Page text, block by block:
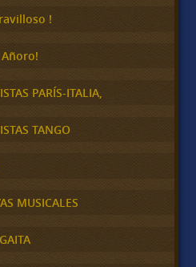
!
PARÍS-ITALIA,
TANGO
MUSICALES